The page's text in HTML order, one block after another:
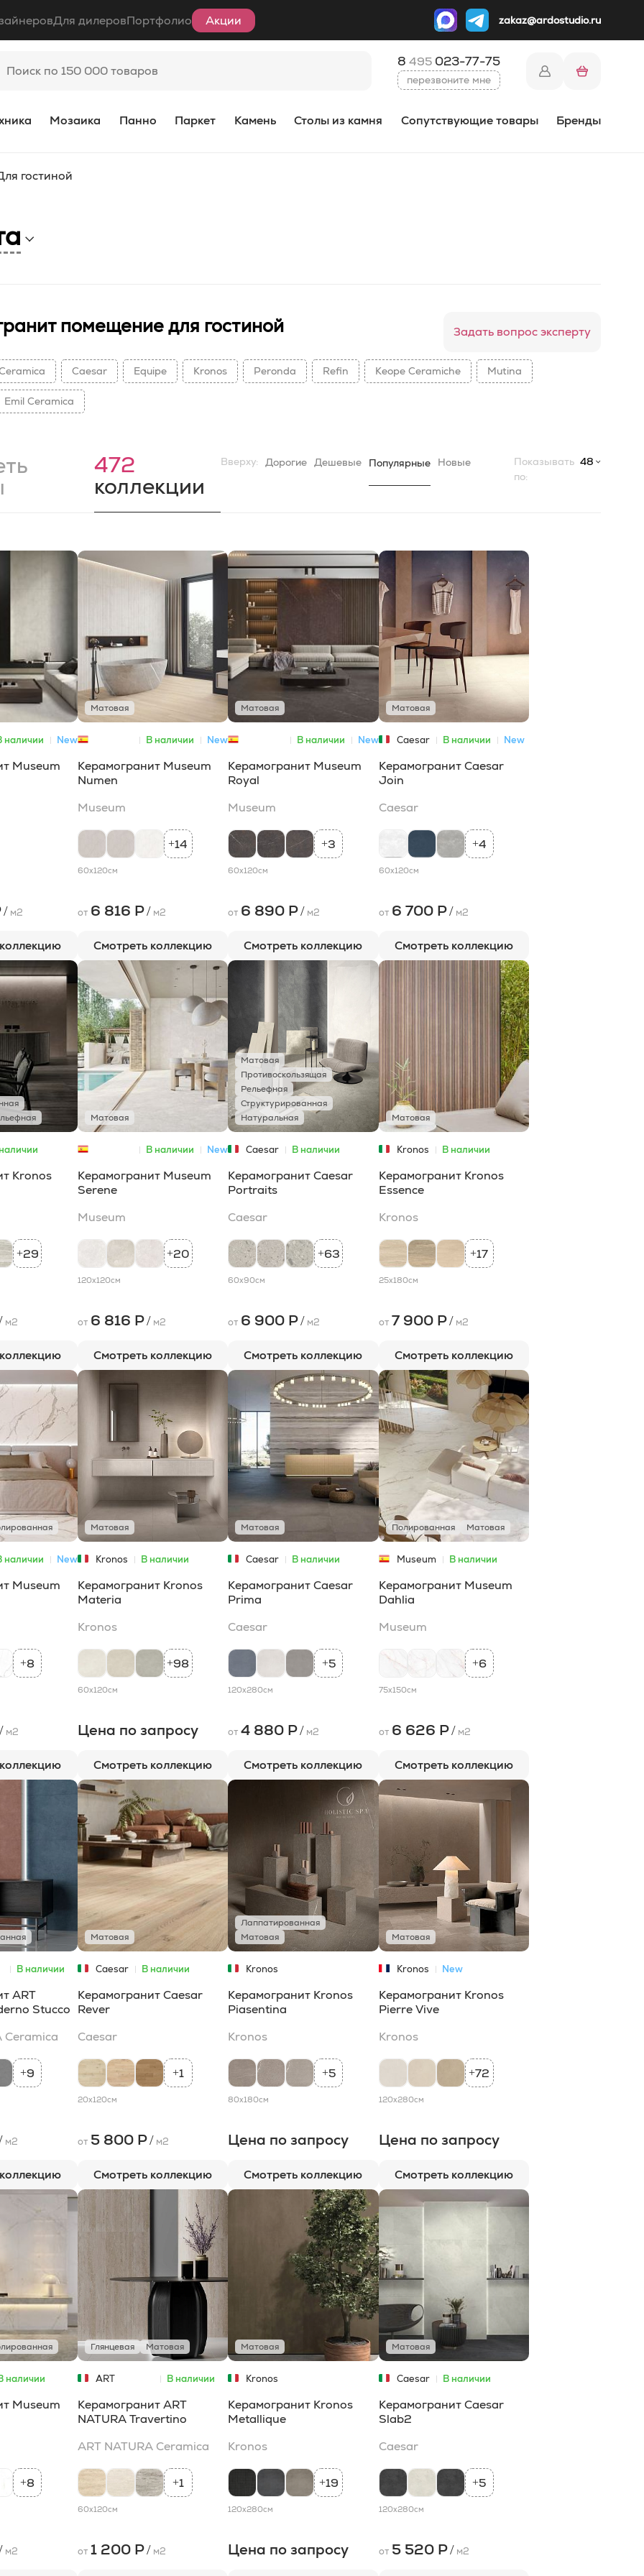
Для дилеровПортфолио Акции zakaz@ardostudio.ru
8 495 023-77-75
перезвоните мне
Мозаика Панно Паркет Камень Столы из камня Сопутствующие товары Бренды
гостиной
помещение для гостиной Задать вопрос эксперту
Caesar Equipe Kronos Peronda Refin Keope Ceramiche Mutina
Emil Ceramica
472
коллекции
Вверху: Дорогие Дешевые Популярные Новые
Показывать
по:
48
наличии New
Museum
/ м2
Матовая
В наличии New
Керамогранит Museum
Numen
Museum
+14
60x120см
от 6 816 Р/ м2
Смотреть коллекцию
Матовая
В наличии New
Керамогранит Museum
Royal
Museum
+3
60x120см
от 6 890 Р/ м2
Смотреть коллекцию
Матовая
Caesar В наличии New
Керамогранит Caesar
Join
Caesar
+4
60x120см
от 6 700 Р/ м2
Смотреть коллекцию
Kronos
+29
м2
Матовая
В наличии New
Керамогранит Museum
Serene
Museum
+20
120x120см
от 6 816 Р/ м2
Смотреть коллекцию
Матовая
Противоскользящая
Рельефная
Структурированная
Натуральная
Caesar В наличии
Керамогранит Caesar
Portraits
Caesar
+63
60x90см
от 6 900 Р/ м2
Смотреть коллекцию
Матовая
Kronos В наличии
Керамогранит Kronos
Essence
Kronos
+17
25x180см
от 7 900 Р/ м2
Смотреть коллекцию
наличии New
Museum
+8
/ м2
Матовая
Kronos В наличии
Керамогранит Kronos
Materia
Kronos
+98
60x120см
Цена по запросу
Смотреть коллекцию
Матовая
Caesar В наличии
Керамогранит Caesar
Prima
Caesar
+5
120x280см
от 4 880 Р/ м2
Смотреть коллекцию
Полированная Матовая
Museum В наличии
Керамогранит Museum
Dahlia
Museum
+6
75x150см
от 6 626 Р/ м2
Смотреть коллекцию
В наличии
ART
Stucco
Ceramica
+9
м2
Матовая
Caesar В наличии
Керамогранит Caesar
Rever
Caesar
+1
20x120см
от 5 800 Р/ м2
Смотреть коллекцию
Лаппатированная
Матовая
Kronos
Керамогранит Kronos
Piasentina
Kronos
+5
80x180см
Цена по запросу
Смотреть коллекцию
Матовая
Kronos New
Керамогранит Kronos
Pierre Vive
Kronos
+72
120x280см
Цена по запросу
Смотреть коллекцию
наличии
Museum
+8
м2
Глянцевая Матовая
ART В наличии
Керамогранит ART
NATURA Travertino
ART NATURA Ceramica
+1
60x120см
от 1 200 Р/ м2
Матовая
Kronos
Керамогранит Kronos
Metallique
Kronos
+19
120x280см
Цена по запросу
Матовая
Caesar В наличии
Керамогранит Caesar
Slab2
Caesar
+5
120x280см
от 5 520 Р/ м2